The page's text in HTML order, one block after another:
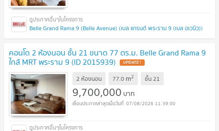
Belle Grand Rama 9 (Belle Avenue) (เบล แกรนด์ พระราม 9 (เบล อเวนิว))
คอนโด 2 ห้องนอน ชั้น 21 ขนาด 77 ตร.ม. Belle Grand Rama 9
ใกล้ MRT พระราม 9 (ID 2015939) UPDATE !
2 ห้องนอน 77.0 m2 ชั้น21
9,700,000 บาท
07/08/2026 11:39:00